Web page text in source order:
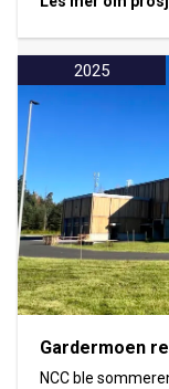
2025
Gardermoen
NCC ble